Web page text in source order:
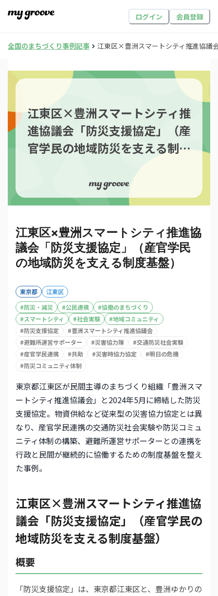
ログイン 会員登録
全国のまちづくり事例記事 江東区×豊洲スマートシティ推進協議
江東区×豊洲スマートシティ推
進協議会「防災支援協定」（産
官学民の地域防災を支える制度
江東区×豊洲スマートシティ推進協
議会「防災支援協定」（産官学民
の地域防災を支える制度基盤）
東京都
江東区
#防災・減災 #公民連携 #協働のまちづくり
#スマートシティ #社会実験 #地域コミュニティ
#防災支援協定 #豊洲スマートシティ推進協議会
#避難所運営サポーター #災害協力隊 #交通防災社会実験
#産官学民連携 #共助 #災害時協力協定 #明日の危機
#防災コミュニティ体制
東京都江東区が民間主導のまちづくり組織「豊洲スマ
ートシティ推進協議会」と2024年5月に締結した防災
支援協定。物資供給など従来型の災害協力協定とは異
なり、産官学民連携の交通防災社会実験や防災コミュ
ニティ体制の構築、避難所運営サポーターとの連携を
行政と民間が継続的に協働するための制度基盤を整え
た事例。
江東区×豊洲スマートシティ推進協
議会「防災支援協定」（産官学民の
地域防災を支える制度基盤）
概要
「防災支援協定」は、東京都江東区と、豊洲ゆかりの